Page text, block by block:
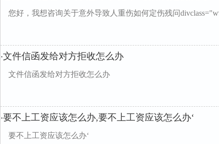
您好，我想咨询关于意外导致人重伤如何定伤残问
·文件信函发给对方拒收怎么办
文件信函发给对方拒收怎么办
·要不上工资应该怎么办,要不上工资应该怎么办‘
要不上工资应该怎么办‘